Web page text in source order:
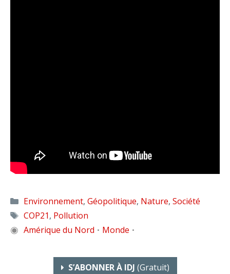
Catégories
Environnement, Géopolitique, Nature, Société
Étiquettes
COP21, Pollution
◉ Amérique du Nord • Monde •
S’ABONNER À IDJ (gratuit)